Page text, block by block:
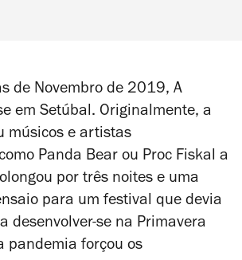
de Novembro de 2019, A
em Setúbal. Originalmente, a
músicos e artistas
Panda Bear ou Proc Fiskal a
por três noites e uma
para um festival que devia
desenvolver-se na Primavera
pandemia forçou os